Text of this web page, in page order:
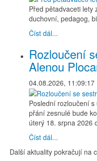
Před pětadvaceti lety
duchovní, pedagog,
Číst dál...
Rozloučení
Alenou
04.08.2026, 11:09:17
Poslední rozloučení
přání zesnulé bude
úterý 18. srpna 2026
Číst dál...
Další aktuality pokračují na